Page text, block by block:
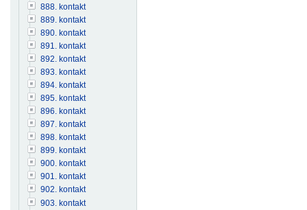
888. kontakt
889. kontakt
890. kontakt
891. kontakt
892. kontakt
893. kontakt
894. kontakt
895. kontakt
896. kontakt
897. kontakt
898. kontakt
899. kontakt
900. kontakt
901. kontakt
902. kontakt
903. kontakt